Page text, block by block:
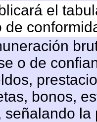
el
de
o de
bonos,
señalando